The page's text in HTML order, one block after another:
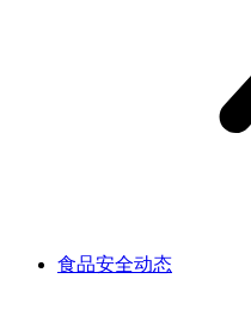
食品安全动态